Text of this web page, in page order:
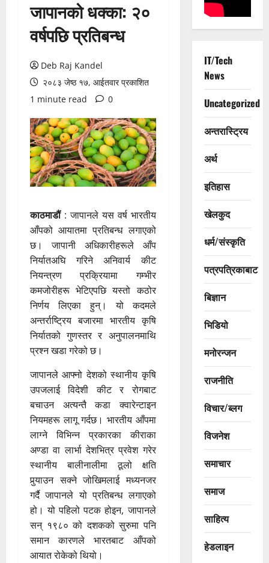
जापानको धक्का: २०
वर्षपछि प्रतिबन्ध
Deb Raj Kandel
२०८३ जेष्ठ १७, आईतवार प्रकाशित
1 minute read
0
काठमाडौं: जापानले यस वर्ष भारतीय
आँपको आयातमा प्रतिबन्ध लगाएको
छ। जापानी अधिकारीहरूले आँप
निर्यातअघि गरिने अनिवार्य कीट
नियन्त्रण प्रक्रियामा गम्भीर
कमजोरीहरू भेटिएपछि यस्तो कठोर
निर्णय लिएका हुन्। यो कदमले
अन्तर्राष्ट्रिय बजारमा भारतीय कृषि
निर्यातको गुणस्तर र अनुपालनमाथि
प्रश्न खडा गरेको छ।
जापानले आफ्नो देशको स्थानीय कृषि
उपजलाई विदेशी कीट र रोगबाट
बचाउन अत्यन्तै कडा क्वारेन्टाइन
नियमहरू लागू गर्दछ। भारतीय आँपमा
लाग्ने विभिन्न प्रकारका कीराका
अण्डा वा लार्भा देशभित्र प्रवेश गरेर
स्थानीय बालीनालीमा ठूलो क्षति
पुर्‍याउन सक्ने जोखिमलाई मध्यनजर
गर्दै जापानले यो प्रतिबन्ध लगाएको
हो। यो पहिलो पटक होइन, जापानले
सन् १९८० को दशकको सुरुमा पनि
समान कारणले भारतबाट आँपको
आयात रोकेको थियो।
IT/Tech
News
Uncategorized
अन्तरास्ट्रिय
अर्थ
इतिहास
खेलकुद
धर्म/संस्कृति
पत्रपत्रिकाबाट
बिज्ञान
भिडियो
मनोरन्जन
राजनीति
विचार/ब्लग
विजनेश
समाचार
समाज
साहित्य
हेडलाइन